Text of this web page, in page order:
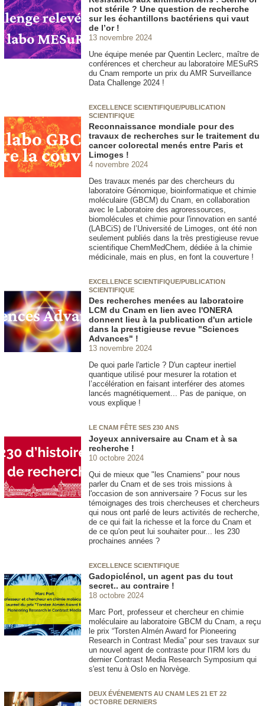
not stérile ? Une question de recherche
sur les échantillons bactériens qui vaut
de l’or !
13 novembre 2024
Une équipe menée par Quentin Leclerc, maître de
conférences et chercheur au laboratoire MESuRS
du Cnam remporte un prix du AMR Surveillance
Data Challenge 2024 !
EXCELLENCE SCIENTIFIQUE/PUBLICATION
SCIENTIFIQUE
Reconnaissance mondiale pour des
travaux de recherches sur le traitement du
cancer colorectal menés entre Paris et
Limoges !
4 novembre 2024
Des travaux menés par des chercheurs du
laboratoire Génomique, bioinformatique et chimie
moléculaire (GBCM) du Cnam, en collaboration
avec le Laboratoire des agroressources,
biomolécules et chimie pour l'innovation en santé
(LABCiS) de l’Université de Limoges, ont été non
seulement publiés dans la très prestigieuse revue
scientifique ChemMedChem, dédiée à la chimie
médicinale, mais en plus, en font la couverture !
EXCELLENCE SCIENTIFIQUE/PUBLICATION
SCIENTIFIQUE
Des recherches menées au laboratoire
LCM du Cnam en lien avec l'ONERA
donnent lieu à la publication d'un article
dans la prestigieuse revue "Sciences
Advances" !
13 novembre 2024
De quoi parle l'article ? D'un capteur inertiel
quantique utilisé pour mesurer la rotation et
l’accélération en faisant interférer des atomes
lancés magnétiquement... Pas de panique, on
vous explique !
LE CNAM FÊTE SES 230 ANS
Joyeux anniversaire au Cnam et à sa
recherche !
10 octobre 2024
Qui de mieux que "les Cnamiens" pour nous
parler du Cnam et de ses trois missions à
l'occasion de son anniversaire ? Focus sur les
témoignages des trois chercheuses et chercheurs
qui nous ont parlé de leurs activités de recherche,
de ce qui fait la richesse et la force du Cnam et
de ce qu'on peut lui souhaiter pour... les 230
prochaines années ?
EXCELLENCE SCIENTIFIQUE
Gadopiclénol, un agent pas du tout
secret.. au contraire !
18 octobre 2024
Marc Port, professeur et chercheur en chimie
moléculaire au laboratoire GBCM du Cnam, a reçu
le prix “Torsten Almén Award for Pioneering
Research in Contrast Media” pour ses travaux sur
un nouvel agent de contraste pour l'IRM lors du
dernier Contrast Media Research Symposium qui
s'est tenu à Oslo en Norvège.
DEUX ÉVÉNEMENTS AU CNAM LES 21 ET 22
OCTOBRE DERNIERS